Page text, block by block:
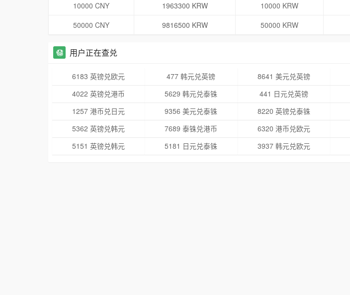
10000 CNY
1963300 KRW 10000 KRW
50000 CNY
9816500 KRW 50000 KRW
用户正在查兑
6183 英镑兑欧元 477 韩元兑英镑 8641 美元兑英镑
4022 英镑兑港币
5629 韩元兑泰铢 441 日元兑英镑
1257 港币兑日元
9356 美元兑泰铢 8220 英镑兑泰铢
5362 英镑兑韩元
7689 泰铢兑港币 6320 港币兑欧元
5151 英镑兑韩元
5181 日元兑泰铢 3937 韩元兑欧元